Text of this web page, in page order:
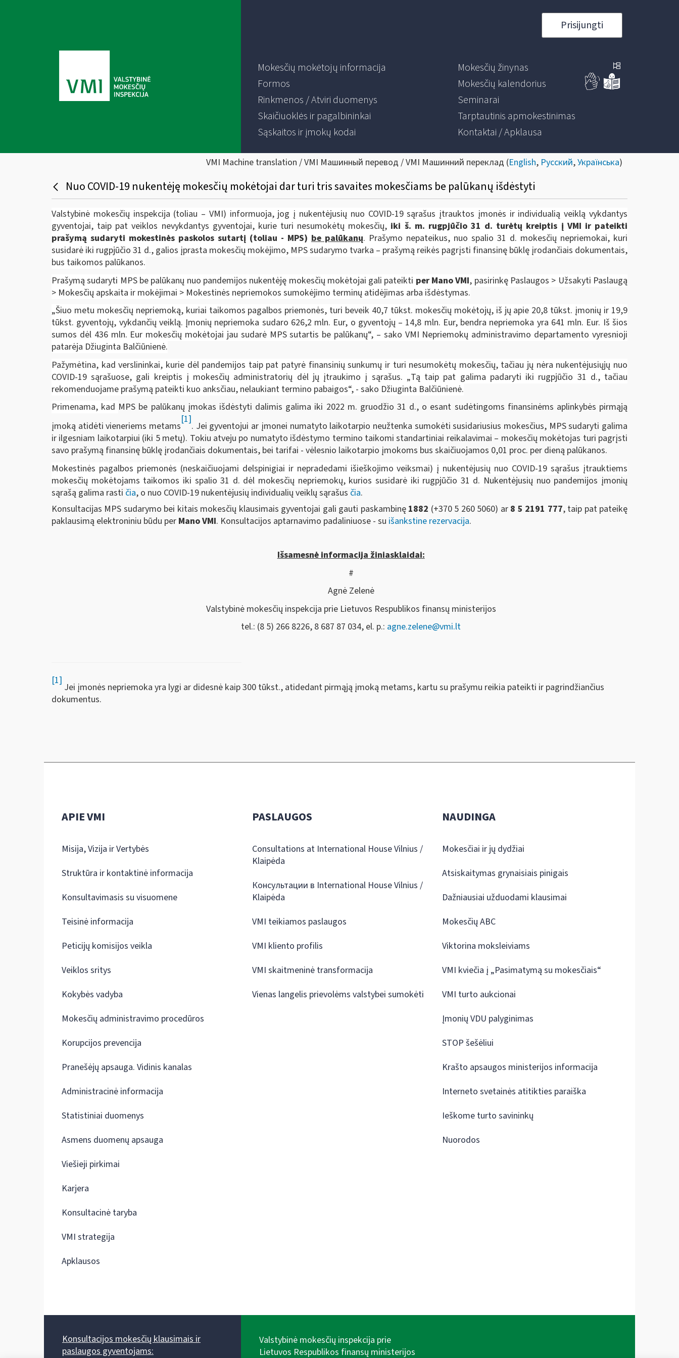
Prisijungti
Mokesčių mokėtojų informacija
Formos
Rinkmenos / Atviri duomenys
Skaičiuoklės ir pagalbininkai
Sąskaitos ir įmokų kodai
Mokesčių žinynas
Mokesčių kalendorius
Seminarai
Tarptautinis apmokestinimas
Kontaktai / Apklausa
VMI Machine translation / VMI Машинный перевод / VMI Машинний переклад (English, Русский,Українська)
Nuo COVID-19 nukentėję mokesčių mokėtojai dar turi tris savaites mokesčiams be palūkanų išdėstyti
Valstybinė mokesčių inspekcija (toliau – VMI) informuoja, jog į nukentėjusių nuo COVID-19 sąrašus įtrauktos įmonės ir individualią veiklą vykdantys
gyventojai, taip pat veiklos nevykdantys gyventojai, kurie turi nesumokėtų mokesčių, iki š. m. rugpjūčio31 d. turėtų kreiptis į VMI ir pateikti
prašymą sudaryti mokestinės paskolos sutartį (toliau - MPS) be palūkanų. Prašymo nepateikus, nuo spalio 31 d. mokesčių nepriemokai, kuri
susidarė iki rugpjūčio 31 d., galios įprasta mokesčių mokėjimo, MPS sudarymo tvarka – prašymą reikės pagrįsti finansinę būklę įrodančiais dokumentais,
bus taikomos palūkanos.
Prašymą sudaryti MPS be palūkanų nuo pandemijos nukentėję mokesčių mokėtojai gali pateikti per Mano VMI, pasirinkę Paslaugos > Užsakyti Paslaugą
> Mokesčių apskaita ir mokėjimai > Mokestinės nepriemokos sumokėjimo terminų atidėjimas arba išdėstymas.
„Šiuo metu mokesčių nepriemoką, kuriai taikomos pagalbos priemonės, turi beveik 40,7 tūkst. mokesčių mokėtojų, iš jų apie 20,8 tūkst. įmonių ir 19,9
tūkst. gyventojų, vykdančių veiklą. Įmonių nepriemoka sudaro 626,2 mln. Eur, o gyventojų – 14,8 mln. Eur, bendra nepriemoka yra 641 mln. Eur. Iš šios
sumos dėl 436 mln. Eur mokesčių mokėtojai jau sudarė MPS sutartis be palūkanų“, – sako VMI Nepriemokų administravimo departamento vyresnioji
patarėja Džiuginta Balčiūnienė.
Pažymėtina, kad verslininkai, kurie dėl pandemijos taip pat patyrė finansinių sunkumų ir turi nesumokėtų mokesčių, tačiau jų nėra nukentėjusiųjų nuo
COVID-19 sąrašuose, gali kreiptis į mokesčių administratorių dėl jų įtraukimo į sąrašus. „Tą taip pat galima padaryti iki rugpjūčio 31 d., tačiau
rekomenduojame prašymą pateikti kuo anksčiau, nelaukiant termino pabaigos“, - sako Džiuginta Balčiūnienė.
Primenama, kad MPS be palūkanų įmokas išdėstyti dalimis galima iki 2022 m. gruodžio 31 d., o esant sudėtingoms finansinėms aplinkybės pirmąją
įmoką atidėti vieneriems metams
[1]
. Jei gyventojui ar įmonei numatyto laikotarpio neužtenka sumokėti susidariusius mokesčius, MPS sudaryti galima
ir ilgesniam laikotarpiui (iki 5 metų). Tokiu atveju po numatyto išdėstymo termino taikomi standartiniai reikalavimai – mokesčių mokėtojas turi pagrįsti
savo prašymą finansinę būklę įrodančiais dokumentais, bei tarifai - vėlesnio laikotarpio įmokoms bus skaičiuojamos 0,01 proc. per dieną palūkanos.
Mokestinės pagalbos priemonės (neskaičiuojami delspinigiai ir nepradedami išieškojimo veiksmai) į nukentėjusių nuo COVID-19 sąrašus įtrauktiems
mokesčių mokėtojams taikomos iki spalio 31 d. dėl mokesčių nepriemokų, kurios susidarė iki rugpjūčio 31 d. Nukentėjusių nuo pandemijos įmonių
sąrašą galima rasti čia, o nuo COVID-19 nukentėjusių individualių veiklų sąrašus čia.
Konsultacijas MPS sudarymo bei kitais mokesčių klausimais gyventojai gali gauti paskambinę 1882 (+370 5 260 5060) ar 8 5 2191 777, taip pat pateikę
paklausimą elektroniniu būdu per Mano VMI. Konsultacijos aptarnavimo padaliniuose - su išankstine rezervacija.
Išsamesnė informacija žiniasklaidai:
#
Agnė Zelenė
Valstybinė mokesčių inspekcija prie Lietuvos Respublikos finansų ministerijos
tel.: (8 5) 266 8226, 8 687 87 034, el. p.: agne.zelene@vmi.lt
[1]
Jei įmonės nepriemoka yra lygi ar didesnė kaip 300 tūkst., atidedant pirmąją įmoką metams, kartu su prašymu reikia pateikti ir pagrindžiančius
dokumentus.
APIE VMI
Misija, Vizija ir Vertybės
Struktūra ir kontaktinė informacija
Konsultavimasis su visuomene
Teisinė informacija
Peticijų komisijos veikla
Veiklos sritys
Kokybės vadyba
Mokesčių administravimo procedūros
Korupcijos prevencija
Pranešėjų apsauga. Vidinis kanalas
Administracinė informacija
Statistiniai duomenys
Asmens duomenų apsauga
Viešieji pirkimai
Karjera
Konsultacinė taryba
VMI strategija
Apklausos
PASLAUGOS
Consultations at International House Vilnius /
Klaipėda
Консультации в International House Vilnius /
Klaipėda
VMI teikiamos paslaugos
VMI kliento profilis
VMI skaitmeninė transformacija
Vienas langelis prievolėms valstybei sumokėti
NAUDINGA
Mokesčiai ir jų dydžiai
Atsiskaitymas grynaisiais pinigais
Dažniausiai užduodami klausimai
Mokesčių ABC
Viktorina moksleiviams
VMI kviečia į „Pasimatymą su mokesčiais“
VMI turto aukcionai
Įmonių VDU palyginimas
STOP šešėliui
Krašto apsaugos ministerijos informacija
Interneto svetainės atitikties paraiška
Ieškome turto savininkų
Nuorodos
Konsultacijos mokesčių klausimais ir
paslaugos gyventojams:
Valstybinė mokesčių inspekcija prie
Lietuvos Respublikos finansų ministerijos